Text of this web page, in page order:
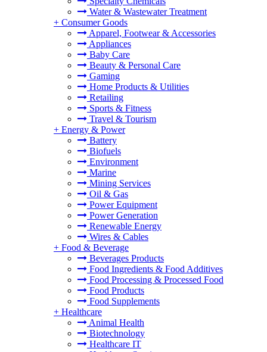
Water & Wastewater Treatment
+ Consumer Goods
Apparel, Footwear & Accessories
Appliances
Baby Care
Beauty & Personal Care
Gaming
Home Products & Utilities
Retailing
Sports & Fitness
Travel & Tourism
+ Energy & Power
Battery
Biofuels
Environment
Marine
Mining Services
Oil & Gas
Power Equipment
Power Generation
Renewable Energy
Wires & Cables
+ Food & Beverage
Beverages Products
Food Ingredients & Food Additives
Food Processing & Processed Food
Food Products
Food Supplements
+ Healthcare
Animal Health
Biotechnology
Healthcare IT